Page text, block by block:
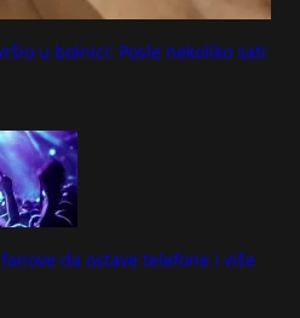
u bolnici: Posle nekoliko sati
da ostave telefone i više